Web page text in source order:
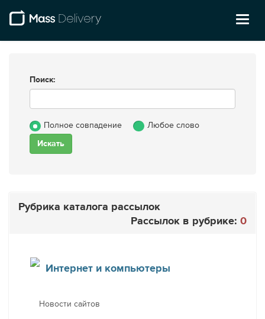
Поиск:
Полное совпадение Любое слово
Рубрика каталога рассылок
Рассылок в рубрике: 0
Интернет и компьютеры
Новости сайтов